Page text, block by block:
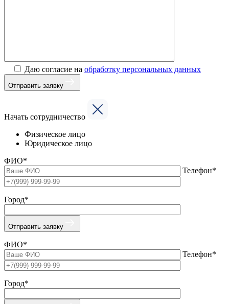
Даю согласие на обработку персональных данных
Отправить заявку
Начать сотрудничество
Физическое лицо
Юридическое лицо
ФИО*
Телефон*
Город*
Отправить заявку
ФИО*
Телефон*
Город*